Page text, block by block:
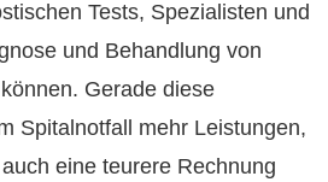
Tests, Spezialisten und
und Behandlung von
Gerade diese
Spitalnotfall mehr Leistungen,
eine teurere Rechnung